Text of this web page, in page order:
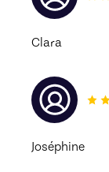
Clara
Joséphine